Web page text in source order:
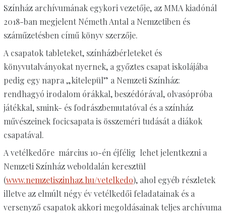
Színház archívumának egykori vezetője, az MMA kiadónál
2018-ban megjelent Németh Antal a Nemzetiben és
száműzetésben című könyv szerzője.
A csapatok tableteket, színházbérleteket és
könyvutalványokat nyernek, a győztes csapat iskolájába
pedig egy napra „kitelepül” a Nemzeti Színház:
rendhagyó irodalom órákkal, beszédórával, olvasópróba
játékkal, smink- és fodrászbemutatóval és a színház
művészeinek focicsapata is összeméri tudását a diákok
csapatával.
A vetélkedőre március 10-én éjfélig lehet jelentkezni a
Nemzeti Színház weboldalán keresztül
(www.nemzetiszinhaz.hu/vetelkedo), ahol egyéb részletek
illetve az elmúlt négy év vetélkedői feladatainak és a
versenyző csapatok akkori megoldásainak teljes archívuma